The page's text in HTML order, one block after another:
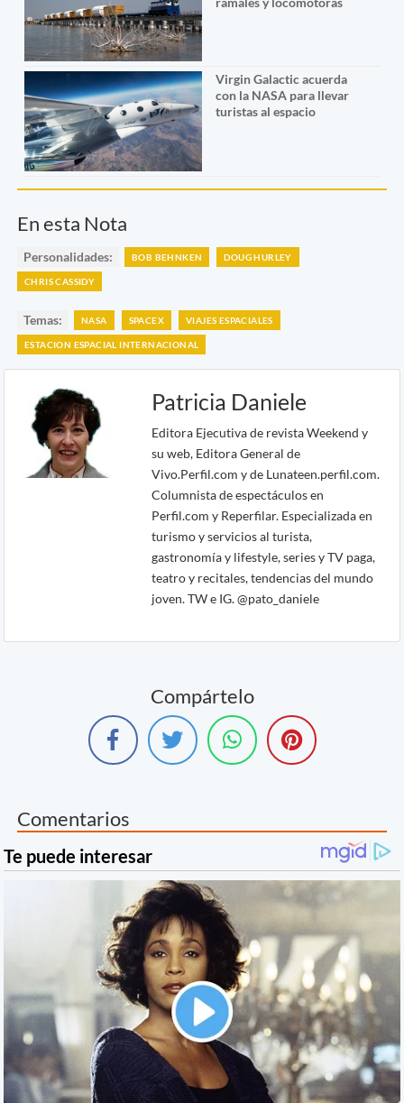
Virgin Galactic acuerda
con la NASA para llevar
turistas al espacio
En esta Nota
Personalidades: BOB BEHNKEN DOUG HURLEY
CHRIS CASSIDY
Temas: NASA SPACEX VIAJES ESPACIALES
ESTACION ESPACIAL INTERNACIONAL
Patricia Daniele
Editora Ejecutiva de revista Weekend y
su web, Editora General de
Vivo.Perfil.com y de Lunateen.perfil.com.
Columnista de espectáculos en
Perfil.com y Reperfilar. Especializada en
turismo y servicios al turista,
gastronomía y lifestyle, series y TV paga,
teatro y recitales, tendencias del mundo
joven. TW e IG. @pato_daniele
Compártelo
Comentarios